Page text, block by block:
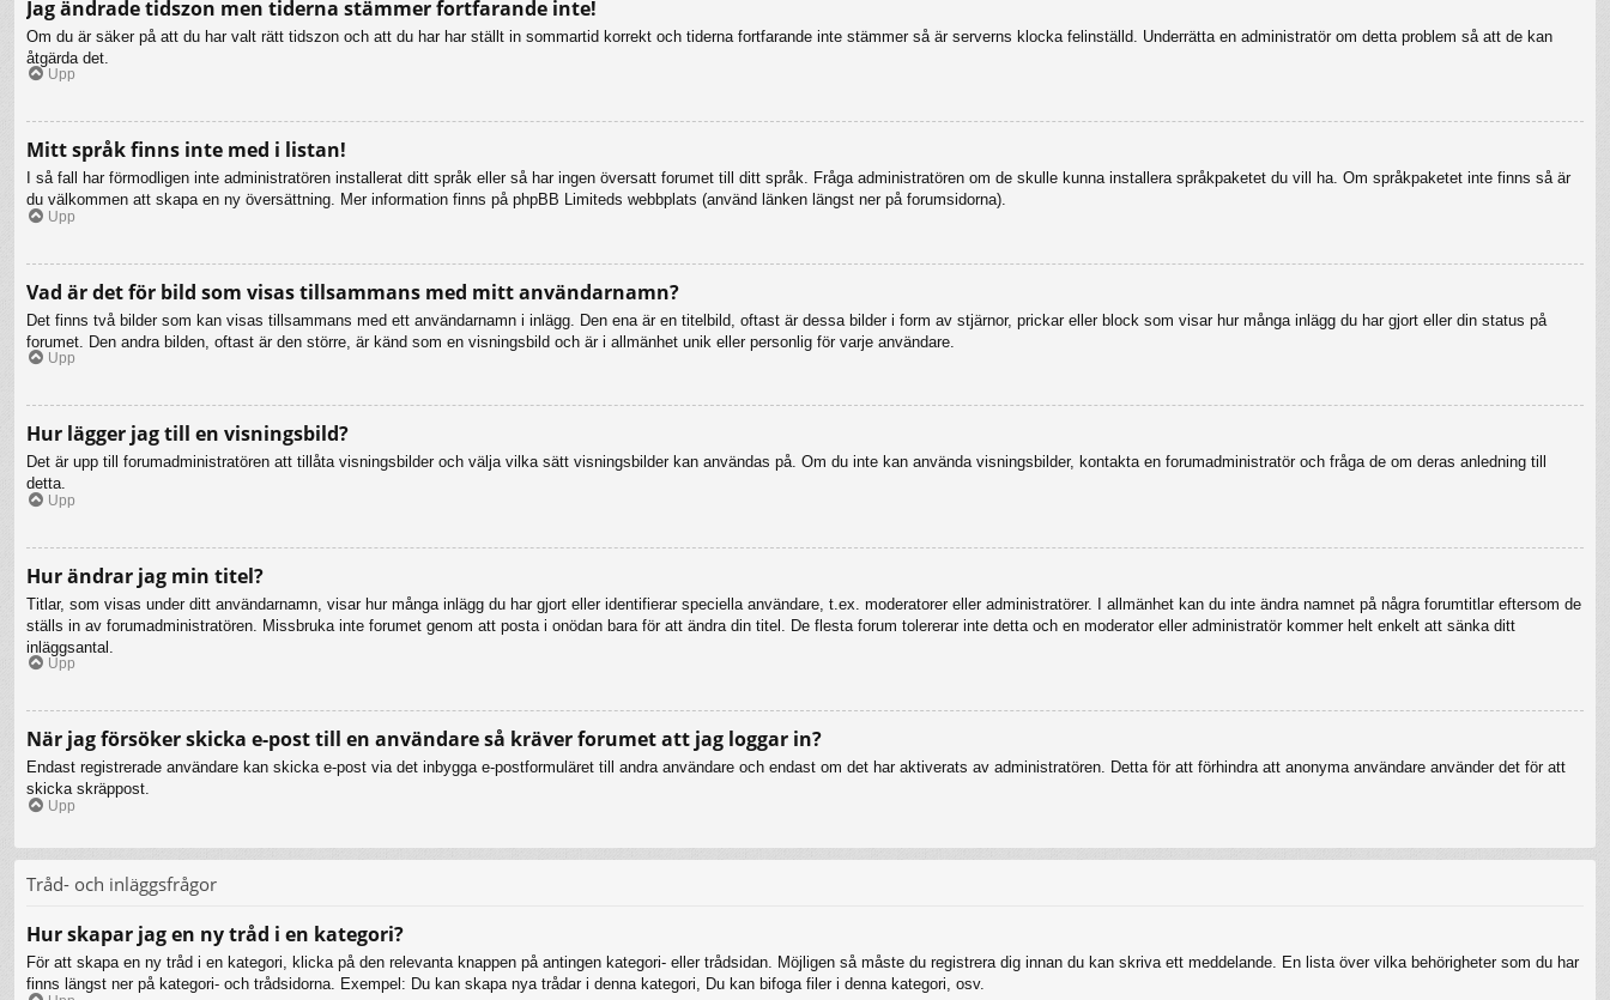
Jag ändrade tidszon men tiderna stämmer fortfarande inte!
Om du är säker på att du har valt rätt tidszon och att du har har ställt in sommartid korrekt och tiderna fortfarande inte stämmer så är serverns klocka felinställd. Underrätta en administratör om detta problem så att de kan
åtgärda det.
Upp
Mitt språk finns inte med i listan!
I så fall har förmodligen inte administratören installerat ditt språk eller så har ingen översatt forumet till ditt språk. Fråga administratören om de skulle kunna installera språkpaketet du vill ha. Om språkpaketet inte finns så är
du välkommen att skapa en ny översättning. Mer information finns på phpBB Limiteds webbplats (använd länken längst ner på forumsidorna).
Upp
Vad är det för bild som visas tillsammans med mitt användarnamn?
Det finns två bilder som kan visas tillsammans med ett användarnamn i inlägg. Den ena är en titelbild, oftast är dessa bilder i form av stjärnor, prickar eller block som visar hur många inlägg du har gjort eller din status på
forumet. Den andra bilden, oftast är den större, är känd som en visningsbild och är i allmänhet unik eller personlig för varje användare.
Upp
Hur lägger jag till en visningsbild?
Det är upp till forumadministratören att tillåta visningsbilder och välja vilka sätt visningsbilder kan användas på. Om du inte kan använda visningsbilder, kontakta en forumadministratör och fråga de om deras anledning till
detta.
Upp
Hur ändrar jag min titel?
Titlar, som visas under ditt användarnamn, visar hur många inlägg du har gjort eller identifierar speciella användare, t.ex. moderatorer eller administratörer. I allmänhet kan du inte ändra namnet på några forumtitlar eftersom de
ställs in av forumadministratören. Missbruka inte forumet genom att posta i onödan bara för att ändra din titel. De flesta forum tolererar inte detta och en moderator eller administratör kommer helt enkelt att sänka ditt
inläggsantal.
Upp
När jag försöker skicka e-post till en användare så kräver forumet att jag loggar in?
Endast registrerade användare kan skicka e-post via det inbygga e-postformuläret till andra användare och endast om det har aktiverats av administratören. Detta för att förhindra att anonyma användare använder det för att
skicka skräppost.
Upp
Tråd- och inläggsfrågor
Hur skapar jag en ny tråd i en kategori?
För att skapa en ny tråd i en kategori, klicka på den relevanta knappen på antingen kategori- eller trådsidan. Möjligen så måste du registrera dig innan du kan skriva ett meddelande. En lista över vilka behörigheter som du har
finns längst ner på kategori- och trådsidorna. Exempel: Du kan skapa nya trådar i denna kategori, Du kan bifoga filer i denna kategori, osv.